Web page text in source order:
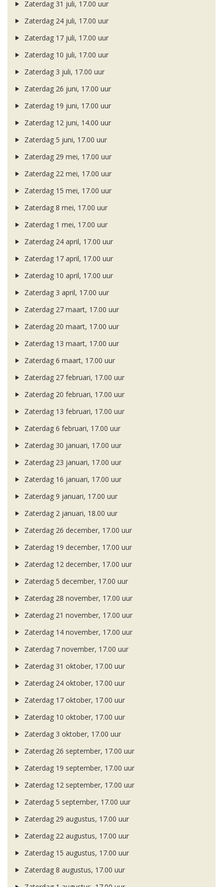
Zaterdag 31 juli, 17.00 uur
Zaterdag 24 juli, 17.00 uur
Zaterdag 17 juli, 17.00 uur
Zaterdag 10 juli, 17.00 uur
Zaterdag 3 juli, 17.00 uur
Zaterdag 26 juni, 17.00 uur
Zaterdag 19 juni, 17.00 uur
Zaterdag 12 juni, 14.00 uur
Zaterdag 5 juni, 17.00 uur
Zaterdag 29 mei, 17.00 uur
Zaterdag 22 mei, 17.00 uur
Zaterdag 15 mei, 17.00 uur
Zaterdag 8 mei, 17.00 uur
Zaterdag 1 mei, 17.00 uur
Zaterdag 24 april, 17.00 uur
Zaterdag 17 april, 17.00 uur
Zaterdag 10 april, 17.00 uur
Zaterdag 3 april, 17.00 uur
Zaterdag 27 maart, 17.00 uur
Zaterdag 20 maart, 17.00 uur
Zaterdag 13 maart, 17.00 uur
Zaterdag 6 maart, 17.00 uur
Zaterdag 27 februari, 17.00 uur
Zaterdag 20 februari, 17.00 uur
Zaterdag 13 februari, 17.00 uur
Zaterdag 6 februari, 17.00 uur
Zaterdag 30 januari, 17.00 uur
Zaterdag 23 januari, 17.00 uur
Zaterdag 16 januari, 17.00 uur
Zaterdag 9 januari, 17.00 uur
Zaterdag 2 januari, 18.00 uur
Zaterdag 26 december, 17.00 uur
Zaterdag 19 december, 17.00 uur
Zaterdag 12 december, 17.00 uur
Zaterdag 5 december, 17.00 uur
Zaterdag 28 november, 17.00 uur
Zaterdag 21 november, 17.00 uur
Zaterdag 14 november, 17.00 uur
Zaterdag 7 november, 17.00 uur
Zaterdag 31 oktober, 17.00 uur
Zaterdag 24 oktober, 17.00 uur
Zaterdag 17 oktober, 17.00 uur
Zaterdag 10 oktober, 17.00 uur
Zaterdag 3 oktober, 17.00 uur
Zaterdag 26 september, 17.00 uur
Zaterdag 19 september, 17.00 uur
Zaterdag 12 september, 17.00 uur
Zaterdag 5 september, 17.00 uur
Zaterdag 29 augustus, 17.00 uur
Zaterdag 22 augustus, 17.00 uur
Zaterdag 15 augustus, 17.00 uur
Zaterdag 8 augustus, 17.00 uur